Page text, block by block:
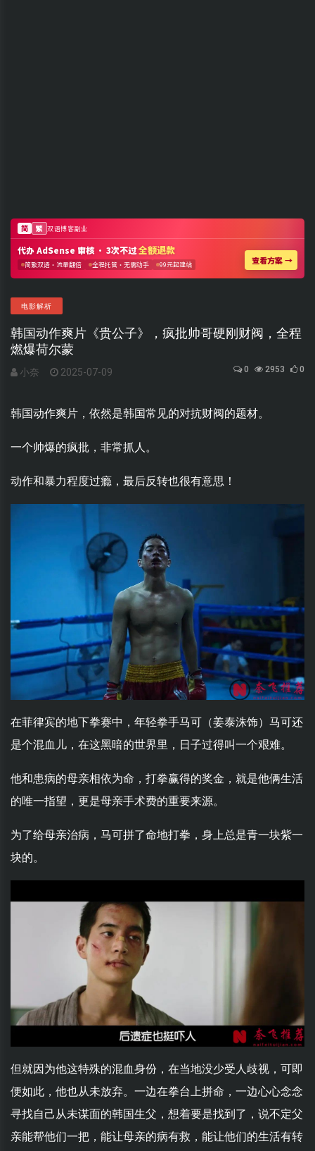
电影解析
韩国动作爽片《贵公子》，疯批帅哥硬刚财阀，全程
燃爆荷尔蒙
小奈 2025-07-09 0 2953 0
韩国动作爽片，依然是韩国常见的对抗财阀的题材。
一个帅爆的疯批，非常抓人。
动作和暴力程度过瘾，最后反转也很有意思！
在菲律宾的地下拳赛中，年轻拳手马可（姜泰洙饰）马可还
是个混血儿，在这黑暗的世界里，日子过得叫一个艰难。
他和患病的母亲相依为命，打拳赢得的奖金，就是他俩生活
的唯一指望，更是母亲手术费的重要来源。
为了给母亲治病，马可拼了命地打拳，身上总是青一块紫一
块的。
但就因为他这特殊的混血身份，在当地没少受人歧视，可即
便如此，他也从未放弃。一边在拳台上拼命，一边心心念念
寻找自己从未谋面的韩国生父，想着要是找到了，说不定父
亲能帮他们一把，能让母亲的病有救，能让他们的生活有转